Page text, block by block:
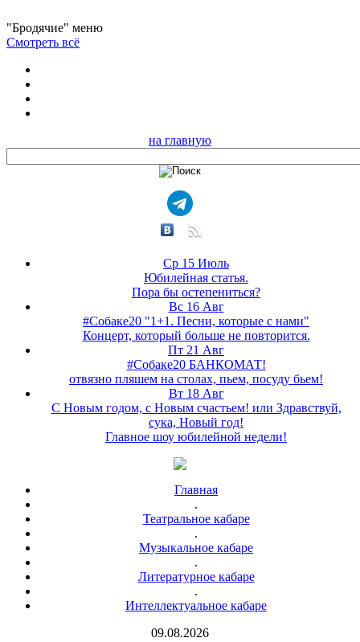
"Бродячие" меню
Смотреть всё
на главную
Ср 15 Июль
Юбилейная статья.
Пора бы остепениться?
Вс 16 Авг
#Собаке20 "1+1. Песни, которые с нами"
Концерт, который больше не повторится.
Пт 21 Авг
#Собаке20 БАНКОМАТ!
отвязно пляшем на столах, пьем, посуду бьем!
Вт 18 Авг
С Новым годом, с Новым счастьем! или Здравствуй,
сука, Новый год!
Главное шоу юбилейной недели!
Главная
.
Театральное кабаре
.
Музыкальное кабаре
.
Литературное кабаре
.
Интеллектуальное кабаре
09.08.2026